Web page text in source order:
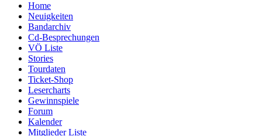
Home
Neuigkeiten
Bandarchiv
Cd-Besprechungen
VÖ Liste
Stories
Tourdaten
Ticket-Shop
Lesercharts
Gewinnspiele
Forum
Kalender
Mitglieder Liste